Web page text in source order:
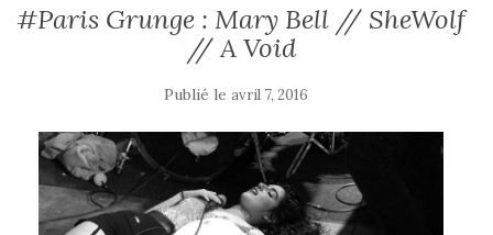
#Paris Grunge : Mary Bell // SheWolf
// A Void
Publié le avril 7, 2016